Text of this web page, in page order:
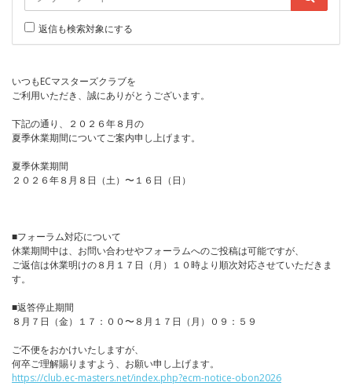
返信も検索対象にする
いつもECマスターズクラブを
ご利用いただき、誠にありがとうございます。
下記の通り、２０２６年８月の
夏季休業期間についてご案内申し上げます。
夏季休業期間
２０２６年８月８日（土）〜１６日（日）
■フォーラム対応について
休業期間中は、お問い合わせやフォーラムへのご投稿は可能ですが、
ご返信は休業明けの８月１７日（月）１０時より順次対応させていただきま
す。
■返答停止期間
８月７日（金）１７：００〜８月１７日（月）０９：５９
ご不便をおかけいたしますが、
何卒ご理解賜りますよう、お願い申し上げます。
https://club.ec-masters.net/index.php?ecm-notice-obon2026